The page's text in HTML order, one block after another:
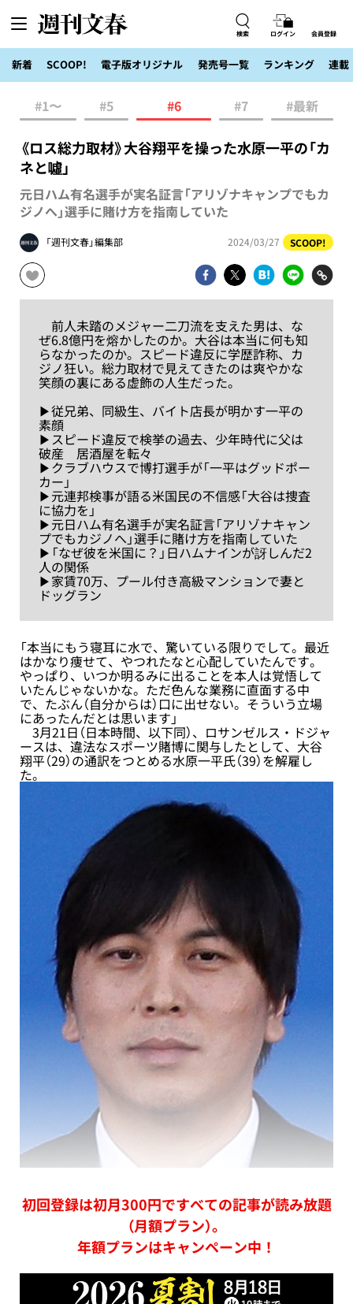
検索 ログイン 会員登録
新着 SCOOP! 電子版オリジナル 発売号一覧 ランキング 連載
#1〜 #5 #6 #7 #最新
《ロス総力取材》大谷翔平を操った水原一平の「カ
ネと噓」
元日ハム有名選手が実名証言「アリゾナキャンプでもカ
ジノへ」選手に賭け方を指南していた
「週刊文春」編集部 2024/03/27 SCOOP!
前人未踏のメジャー二刀流を支えた男は、な
ぜ6.8億円を熔かしたのか。大谷は本当に何も知
らなかったのか。スピード違反に学歴詐称、カ
ジノ狂い。総力取材で見えてきたのは爽やかな
笑顔の裏にある虚飾の人生だった。
▶︎従兄弟、同級生、バイト店長が明かす一平の
素顔
▶︎スピード違反で検挙の過去、少年時代に父は
破産 居酒屋を転々
▶︎クラブハウスで博打選手が「一平はグッドポー
カー」
▶︎元連邦検事が語る米国民の不信感「大谷は捜査
に協力を」
▶︎元日ハム有名選手が実名証言「アリゾナキャン
プでもカジノへ」選手に賭け方を指南していた
▶︎「なぜ彼を米国に？」日ハムナインが訝しんだ2
人の関係
▶︎家賃70万、プール付き高級マンションで妻と
ドッグラン
「本当にもう寝耳に水で、驚いている限りでして。最近
はかなり痩せて、やつれたなと心配していたんです。
やっぱり、いつか明るみに出ることを本人は覚悟して
いたんじゃないかな。ただ色んな業務に直面する中
で、たぶん（自分からは）口に出せない。そういう立場
にあったんだとは思います」
3月21日（日本時間、以下同）、ロサンゼルス・ドジャ
ースは、違法なスポーツ賭博に関与したとして、大谷
翔平（29）の通訳をつとめる水原一平氏（39）を解雇し
た。
初回登録は初月300円ですべての記事が読み放題
（月額プラン）。
年額プランはキャンペーン中！